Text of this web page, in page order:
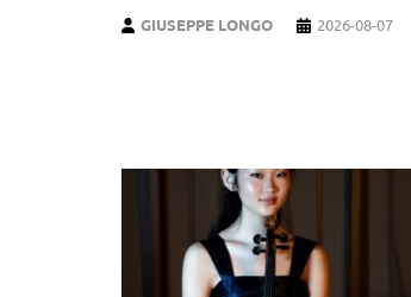
GIUSEPPE LONGO 2026-08-07